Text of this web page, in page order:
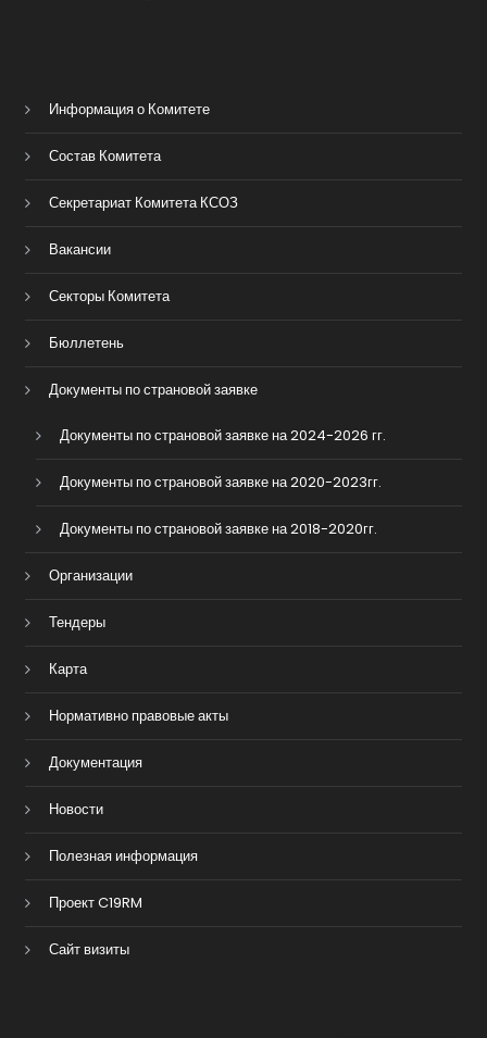
Информация о Комитете
Состав Комитета
Секретариат Комитета КСОЗ
Вакансии
Секторы Комитета
Бюллетень
Документы по страновой заявке
Документы по страновой заявке на 2024-2026 гг.
Документы по страновой заявке на 2020-2023гг.
Документы по страновой заявке на 2018-2020гг.
Организации
Тендеры
Карта
Нормативно правовые акты
Документация
Новости
Полезная информация
Проект C19RM
Сайт визиты